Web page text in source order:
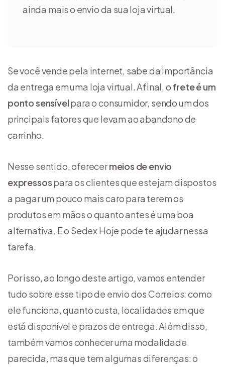
ainda mais o envio da sua loja virtual.
Se você vende pela internet, sabe da importância
da entrega em uma loja virtual. Afinal, ofrete é um
ponto sensívelpara o consumidor, sendo um dos
principais fatores que levam ao abandono de
carrinho.
Nesse sentido, oferecermeios de envio
expressospara os clientes que estejam dispostos
a pagar um pouco mais caro para terem os
produtos em mãos o quanto antes é uma boa
alternativa. E o Sedex Hoje pode te ajudar nessa
tarefa.
Por isso, ao longo deste artigo, vamos entender
tudo sobre esse tipo de envio dos Correios: como
ele funciona, quanto custa, localidades em que
está disponível e prazos de entrega. Além disso,
também vamos conhecer uma modalidade
parecida, mas que tem algumas diferenças: o